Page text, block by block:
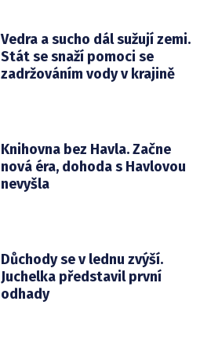
Vedra a sucho dál sužují zemi.
Stát se snaží pomoci se
zadržováním vody v krajině
Knihovna bez Havla. Začne
nová éra, dohoda s Havlovou
nevyšla
Důchody se v lednu zvýší.
Juchelka představil první
odhady